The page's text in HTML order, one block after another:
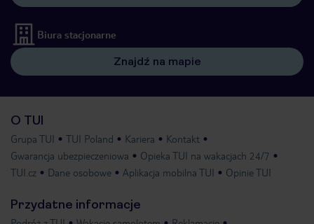
Biura stacjonarne
Znajdź na mapie
O TUI
Grupa TUI TUI Poland Kariera
Kontakt
Gwarancja ubezpieczeniowa
Opieka TUI na wakacjach 24/7
TUI.cz
Dane osobowe Aplikacja mobilna TUI Opinie TUI
Przydatne informacje